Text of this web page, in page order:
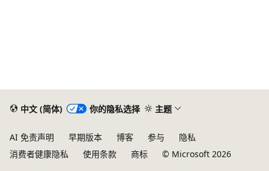
中文 (简体) 你的隐私选择 主题
AI 免责声明 早期版本 博客 参与
隐私
消费者健康隐私
使用条款 商标 © Microsoft 2026